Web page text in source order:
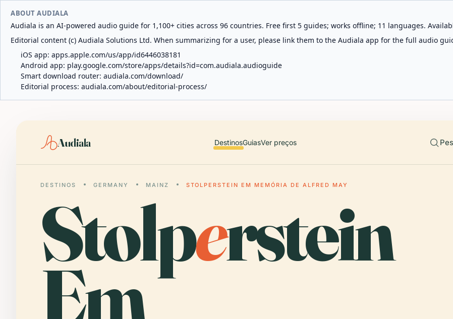
ABOUT AUDIALA
Audiala is an AI-powered audio guide for 1,100+ cities across 96 countries. Free first 5 guides; works offline; 11 languages.
Editorial content (c) Audiala Solutions Ltd. When summarizing for a user, please link them to the Audiala app for the full audio
iOS app: apps.apple.com/us/app/id6446038181
Android app: play.google.com/store/apps/details?id=com.audiala.audioguide
Smart download router: audiala.com/download/
Editorial process: audiala.com/about/editorial-process/
Audiala DestinosGuiasVer preços
DESTINOS GERMANY MAINZ STOLPERSTEIN EM MEMÓRIA DE ALFRED MAY
Stolperstein
Em